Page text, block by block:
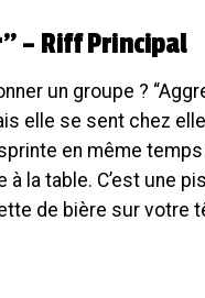
– Riff Principal
un groupe ?
elle se sent chez
en même
la table. C’est une
de bière sur votre